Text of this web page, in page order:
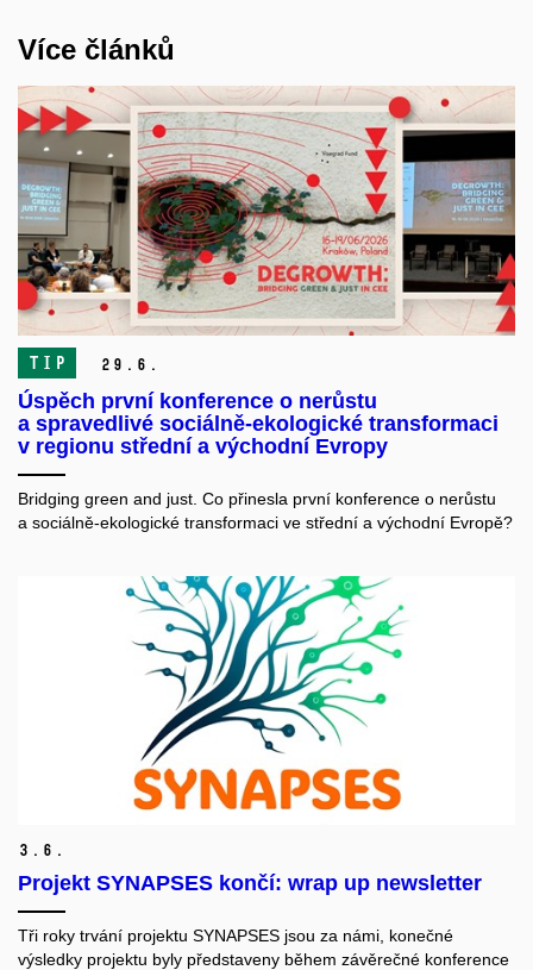
Více článků
TIP 29. 6.
Úspěch první konference o nerůstu
a spravedlivé sociálně-ekologické transformaci
v regionu střední a východní Evropy
Bridging green and just. Co přinesla první konference o nerůstu
a sociálně-ekologické transformaci ve střední a východní Evropě?
3. 6.
Projekt SYNAPSES končí: wrap up newsletter
Tři roky trvání projektu SYNAPSES jsou za námi, konečné
výsledky projektu byly představeny během závěrečné konference